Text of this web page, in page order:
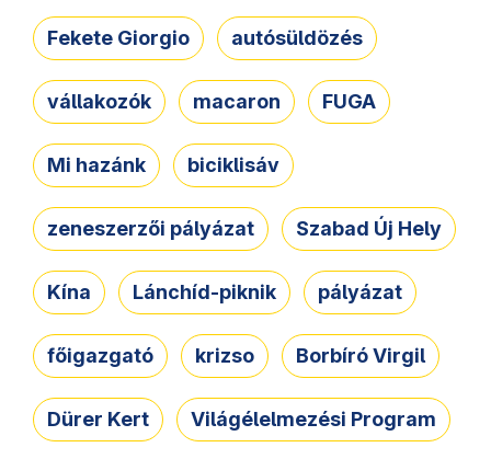
Fekete Giorgio autósüldözés
vállakozók macaron FUGA
Mi hazánk biciklisáv
zeneszerzői pályázat Szabad Új Hely
Kína Lánchíd-piknik pályázat
főigazgató krizso Borbíró Virgil
Dürer Kert Világélelmezési Program